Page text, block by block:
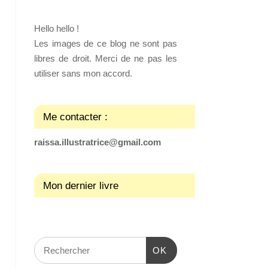
Hello hello !
Les images de ce blog ne sont pas
libres de droit. Merci de ne pas les
utiliser sans mon accord.
Me contacter :
raissa.illustratrice@gmail.com
Mon dernier livre
OK